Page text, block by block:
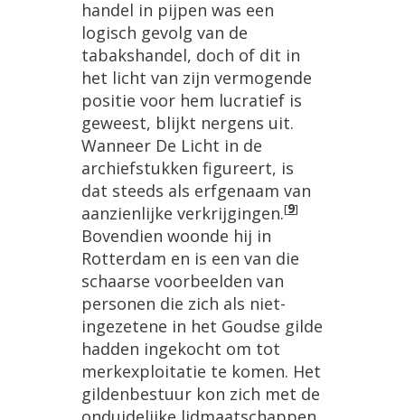
handel in pijpen was een
logisch gevolg van de
tabakshandel, doch of dit in
het licht van zijn vermogende
positie voor hem lucratief is
geweest, blijkt nergens uit.
Wanneer De Licht in de
archiefstukken figureert, is
dat steeds als erfgenaam van
aanzienlijke verkrijgingen.[9]
Bovendien woonde hij in
Rotterdam en is een van die
schaarse voorbeelden van
personen die zich als niet-
ingezetene in het Goudse gilde
hadden ingekocht om tot
merkexploitatie te komen. Het
gildenbestuur kon zich met de